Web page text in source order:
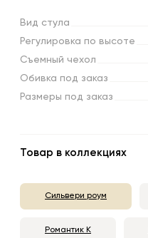
Вид стула
Регулировка по высоте
Съемный чехол
Обивка под заказ
Размеры под заказ
Товар в коллекциях
Сильвери роум
Романтик К